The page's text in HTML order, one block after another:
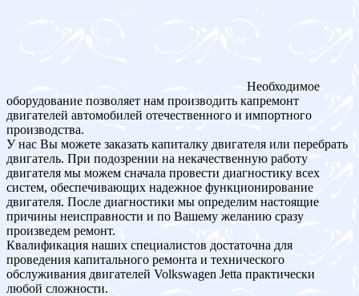
Необходимое
оборудование позволяет нам производить капремонт
двигателей автомобилей отечественного и импортного
производства.
У нас Вы можете заказать капиталку двигателя или перебрать
двигатель. При подозрении на некачественную работу
двигателя мы можем сначала провести диагностику всех
систем, обеспечивающих надежное функционирование
двигателя. После диагностики мы определим настоящие
причины неисправности и по Вашему желанию сразу
произведем ремонт.
Квалификация наших специалистов достаточна для
проведения капитального ремонта и технического
обслуживания двигателей Volkswagen Jetta практически
любой сложности.